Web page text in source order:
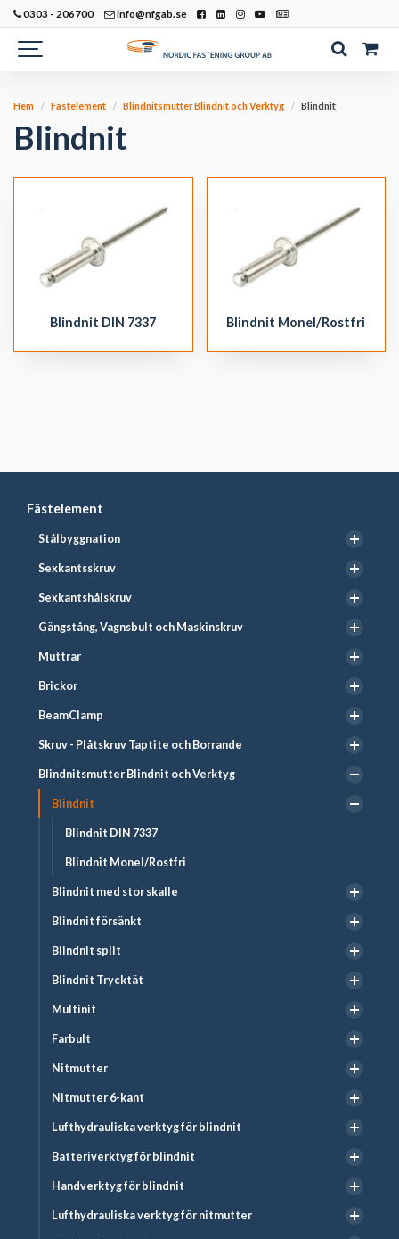
0303 - 206700 info@nfgab.se
Fästelement
Stålbyggnation
Sexkantsskruv
Sexkantshålskruv
Gängstång, Vagnsbult och Maskinskruv
Muttrar
Brickor
BeamClamp
Skruv - Plåtskruv Taptite och Borrande
Blindnitsmutter Blindnit och Verktyg
Blindnit
Blindnit DIN 7337
Blindnit Monel/Rostfri
Blindnit med stor skalle
Blindnit försänkt
Blindnit split
Blindnit Trycktät
Multinit
Farbult
Nitmutter
Nitmutter 6-kant
Lufthydrauliska verktyg för blindnit
Batteriverktyg för blindnit
Handverktyg för blindnit
Lufthydrauliska verktyg för nitmutter
Hem Fästelement Blindnitsmutter Blindnit och Verktyg Blindnit
Blindnit
Blindnit DIN 7337 Blindnit Monel/Rostfri